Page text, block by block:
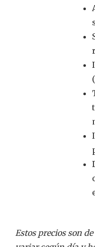
Estos precios son